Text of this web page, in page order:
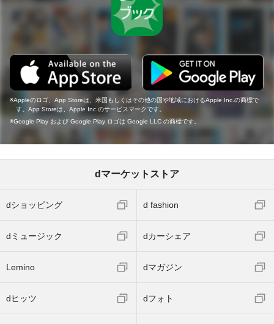
Appleのロゴ、App Storeは、米国もしくはその他の国や地域におけるApple Inc.の商標で
す。App Storeは、Apple Inc.のサービスマークです。
Google Play および Google Play ロゴは Google LLC の商標です。
dマーケットストア
dショッピング d fashion
dミュージック dカーシェア
Lemino dマガジン
dヒッツ dフォト